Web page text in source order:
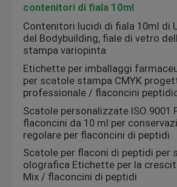
contenitori di fiala 10ml
Contenitori lucidi di fiala 10ml di
del Bodybuilding, fiale di vetro
stampa variopinta
Etichette per imballaggi
per scatole stampa CMYK
professionale / flaconcini
Scatole personalizzate ISO 9001
flaconcini da 10 ml per
regolare per flaconcini di peptidi
Scatole per flaconi di peptidi per
olografica Etichette per la
Mix / flaconcini di peptidi